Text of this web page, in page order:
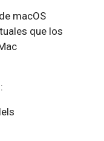
macOS
que los